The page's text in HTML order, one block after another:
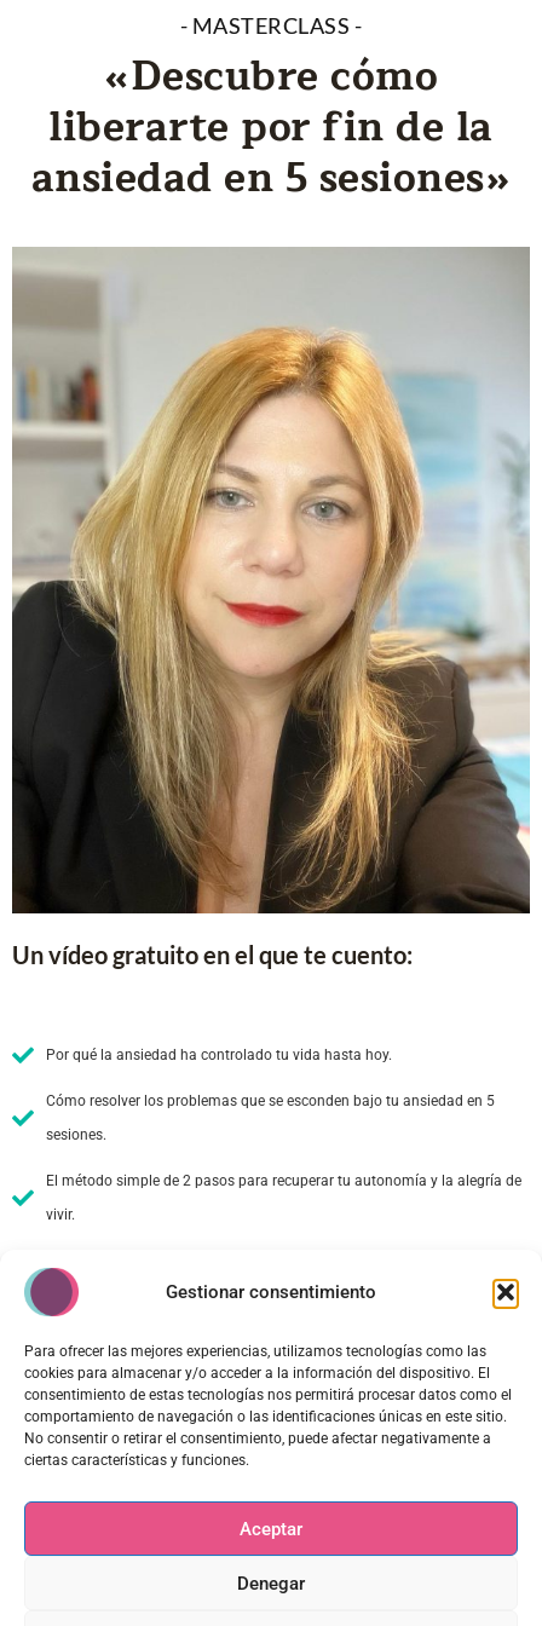
Gestionar consentimiento
Para ofrecer las mejores experiencias, utilizamos tecnologías como las
cookies para almacenar y/o acceder a la información del dispositivo. El
consentimiento de estas tecnologías nos permitirá procesar datos como el
comportamiento de navegación o las identificaciones únicas en este sitio.
No consentir o retirar el consentimiento, puede afectar negativamente a
ciertas características y funciones.
Aceptar
Denegar
- MASTERCLASS -
«Descubre cómo
liberarte por fin de la
ansiedad en 5 sesiones»
Un vídeo gratuito en el que te cuento:
Por qué la ansiedad ha controlado tu vida hasta hoy.
Cómo resolver los problemas que se esconden bajo tu ansiedad en 5
sesiones.
El método simple de 2 pasos para recuperar tu autonomía y la alegría de
vivir.
Nombre sin apellidos